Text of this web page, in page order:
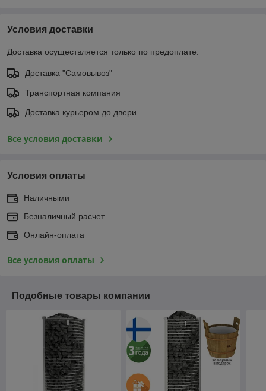
Условия доставки
Доставка осуществляется только по предоплате.
Доставка "Самовывоз"
Транспортная компания
Доставка курьером до двери
Все условия доставки
Условия оплаты
Наличными
Безналичный расчет
Онлайн-оплата
Все условия оплаты
Подобные товары компании